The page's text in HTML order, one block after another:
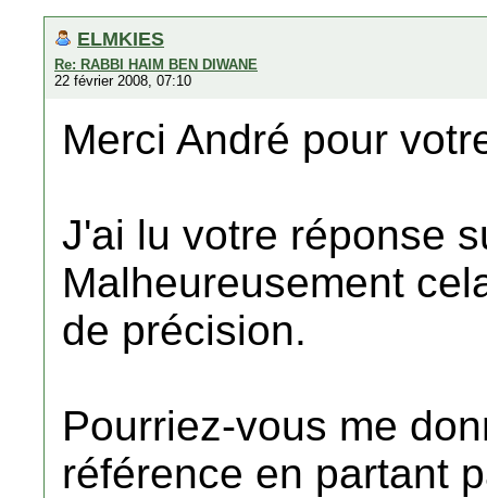
ELMKIES
Re: RABBI HAIM BEN DIWANE
22 février 2008, 07:10
Merci André pour
J'ai lu votre réponse
Malheureusement
de précision.
Pourriez-vous me
référence en partant